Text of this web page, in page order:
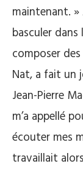
maintenant. »
basculer dans
composer
Nat, a fait un
Jean-Pierre
m’a appellé
écouter mes
travaillait